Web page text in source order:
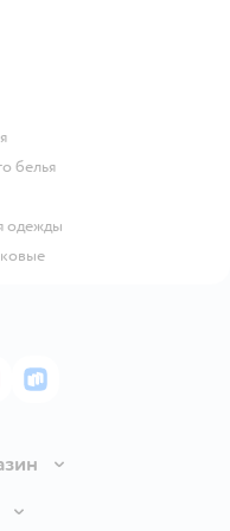
белья
одежды
PlayRuStore